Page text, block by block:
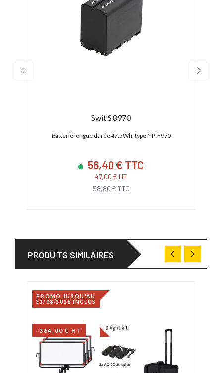
Swit S 8970
Batterie longue durée 47.5Wh, type NP-F970
56,40 € TTC
47,00 € HT
58,80 € TTC
PRODUITS SIMILAIRES
PROMO JUSQU'AU
31/08/2026 INCLUS
-364,00 € HT